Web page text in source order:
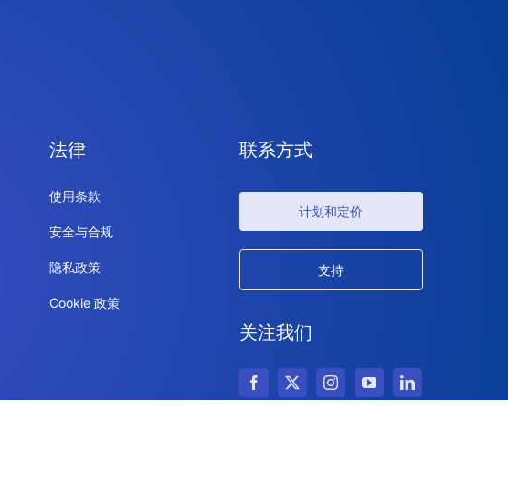
法律
使用条款
安全与合规
隐私政策
Cookie 政策
联系方式
计划和定价
支持
关注我们